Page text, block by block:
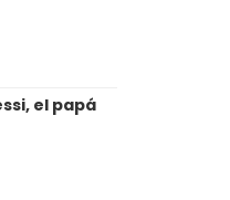
el papá